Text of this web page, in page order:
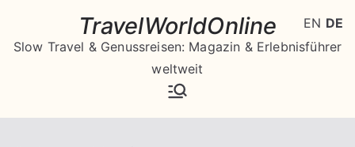
springen
TravelWorldOnline
Slow Travel & Genussreisen: Magazin & Erlebnisführer
weltweit
EN DE